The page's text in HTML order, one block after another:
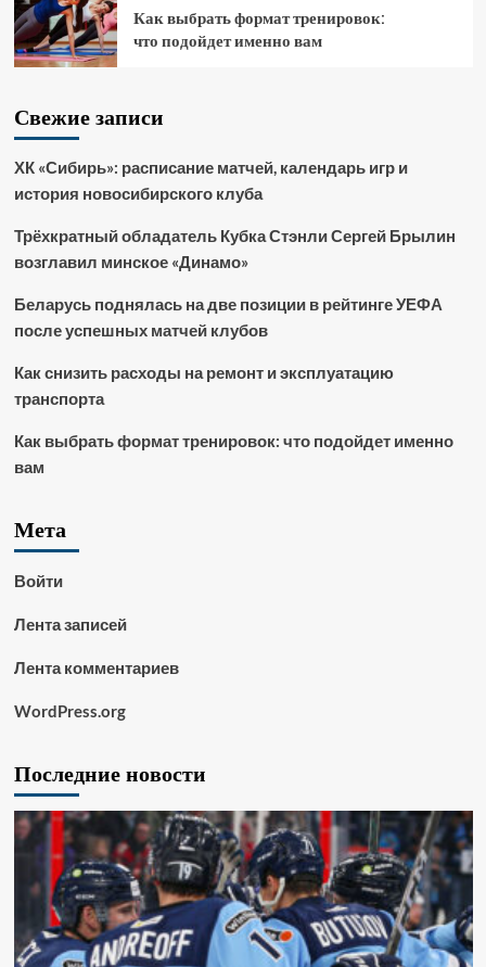
Как выбрать формат тренировок:
что подойдет именно вам
Свежие записи
ХК «Сибирь»: расписание матчей, календарь игр и
история новосибирского клуба
Трёхкратный обладатель Кубка Стэнли Сергей Брылин
возглавил минское «Динамо»
Беларусь поднялась на две позиции в рейтинге УЕФА
после успешных матчей клубов
Как снизить расходы на ремонт и эксплуатацию
транспорта
Как выбрать формат тренировок: что подойдет именно
вам
Мета
Войти
Лента записей
Лента комментариев
WordPress.org
Последние новости